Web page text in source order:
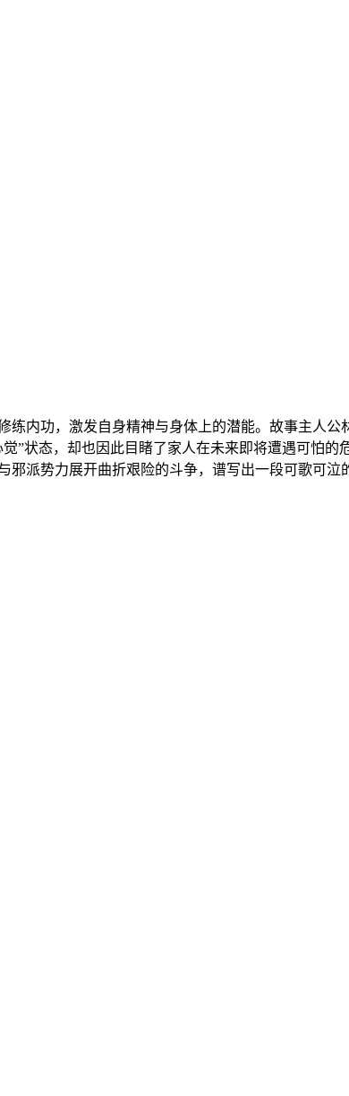
内功，激发自身精神与身体上的潜能。故事主人
”状态，却也因此目睹了家人在未来即将遭遇可怕
派势力展开曲折艰险的斗争，谱写出一段可歌可泣